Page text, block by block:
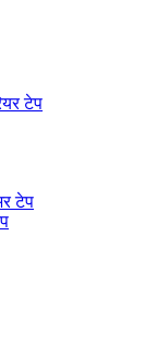
टेप
टेप